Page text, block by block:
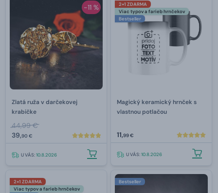
-11 %
Zlatá ruža v darčekovej
krabičke
44,99 €
39,90 €
U VÁS:10.8.2026
2+1 ZDARMA
Viac typov a farieb hrnčekov
Bestseller
Magický keramický hrnček s
vlastnou potlačou
11,99 €
U VÁS:10.8.2026
2+1 ZDARMA
Viac typov a farieb hrnčekov
Bestseller